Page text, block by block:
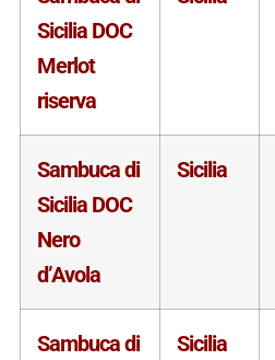
Sicilia DOC
Merlot
riserva
Sambuca di
Sicilia DOC
Nero
d’Avola
Sicilia
Sambuca di
Sicilia